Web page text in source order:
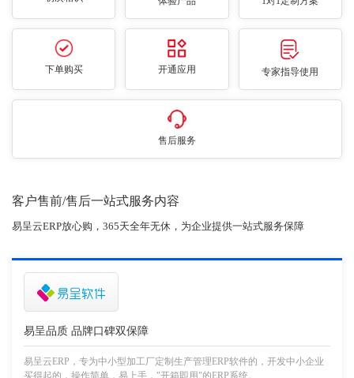
下单购买 开通应用 专家指导使用
售后服务
客户售前/售后一站式服务内容
易呈云ERP放心购，365天全年无休，为企业提供一站式服务保障
易呈品质 品牌口碑双保障
易呈云ERP，专为中小型加工厂定制生产管理ERP软件的，开发中小企业
买得起的，操作简单，易上手，"开箱即用"的ERP系统。